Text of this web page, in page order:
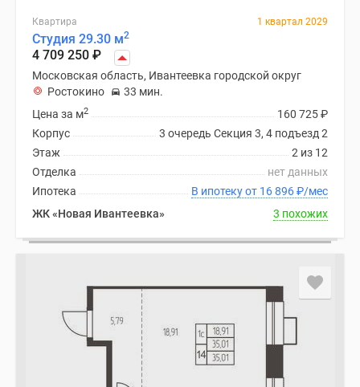
Квартира 1 квартал 2029
Студия 29.30 м2
4 709 250 ₽
Московская область, Ивантеевка городской округ
Ростокино
33 мин.
160 725₽
Цена за м2
3 очередь Секция 3, 4 подъезд 2
Корпус
2 из 12
Этаж
нет данных
Отделка
В ипотеку от 16 896₽/мес
Ипотека
ЖК «Новая Ивантеевка»
3 похожих